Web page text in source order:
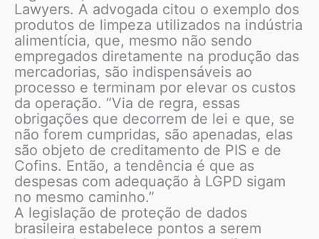
Lawyers. A advogada citou o exemplo dos
produtos de limpeza utilizados na indústria
alimentícia, que, mesmo não sendo
empregados diretamente na produção das
mercadorias, são indispensáveis ao
processo e terminam por elevar os custos
da operação. “Via de regra, essas
obrigações que decorrem de lei e que, se
não forem cumpridas, são apenadas, elas
são objeto de creditamento de PIS e de
Cofins. Então, a tendência é que as
despesas com adequação à LGPD sigam
no mesmo caminho.”
A legislação de proteção de dados
brasileira estabelece pontos a serem